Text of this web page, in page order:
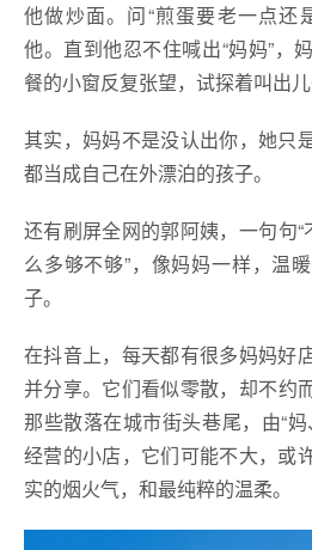
他做炒面。问“煎蛋要老一点还
他。直到他忍不住喊出“妈妈”，
餐的小窗反复张望，试探着叫出
其实，妈妈不是没认出你，她只
都当成自己在外漂泊的孩子。
还有刷屏全网的郭阿姨，一句句“
么多够不够”，像妈妈一样，温
子。
在抖音上，每天都有很多妈妈好
并分享。它们看似零散，却不
那些散落在城市街头巷尾，由“
经营的小店，它们可能不大，或
实的烟火气，和最纯粹的温柔。